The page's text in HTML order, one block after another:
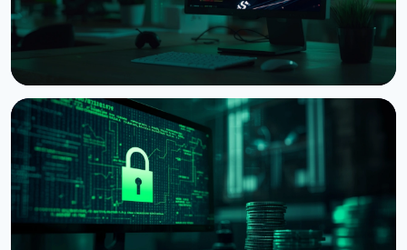
НОВОСТЬ
BTCPay Server предупредил о критической
уязвимости под атакой
8 августа 2026 г.3 мин чтения